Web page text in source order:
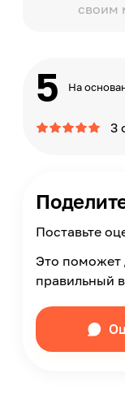
своим
5 На
3
Поставьте
Это поможет
правильный